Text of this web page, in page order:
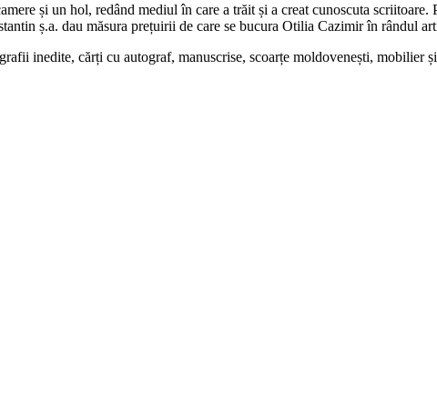
și un hol, redând mediul în care a trăit și a creat cunoscuta
ș.a. dau măsura prețuirii de care se bucura Otilia Cazimir în rândul
inedite, cărți cu autograf, manuscrise, scoarțe moldovenești, mobilier